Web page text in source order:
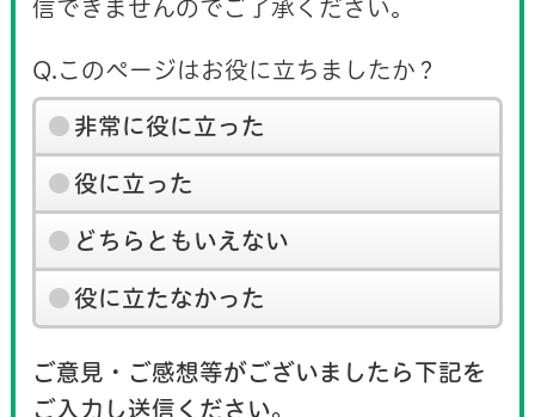
信できませんのでご了承ください。
Q.このページはお役に立ちましたか？
非常に役に立った
役に立った
どちらともいえない
役に立たなかった
ご意見・ご感想等がございましたら下記を
ご入力し送信ください。